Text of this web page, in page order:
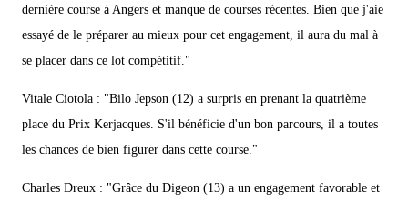
dernière course à Angers et manque de courses récentes. Bien que j'aie
essayé de le préparer au mieux pour cet engagement, il aura du mal à
se placer dans ce lot compétitif."
Vitale Ciotola : "Bilo Jepson (12) a surpris en prenant la quatrième
place du Prix Kerjacques. S'il bénéficie d'un bon parcours, il a toutes
les chances de bien figurer dans cette course."
Charles Dreux : "Grâce du Digeon (13) a un engagement favorable et